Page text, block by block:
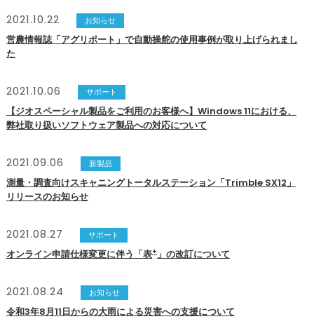
2021.10.22 お知らせ
営農情報誌「アグリポート」で自動操舵の使用事例が取り上げられまし
た
2021.10.06 サポート
【ジオスペーシャル製品をご利用のお客様へ】Windows 11における、
弊社取り扱いソフトウェア製品への対応について
2021.09.06 新製品
測量・調査向けスキャニングトータルステーション「Trimble SX12」
リリースのお知らせ
2021.08.27 サポート
オンライン申請仕様変更に伴う「表+」の改訂について
2021.08.24 お知らせ
令和3年8月11日からの大雨による災害への支援について